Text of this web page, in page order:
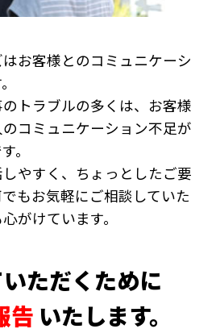
お客様とのコミュニケーシ
トラブルの多くは、お客様
コミュニケーション不足が
。
やすく、ちょっとしたご要
もお気軽にご相談していた
がけています。
いただくために
告 いたします。